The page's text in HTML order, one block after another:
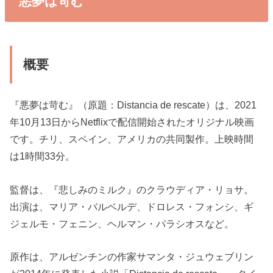
概要
『悪夢は苛む』（原題：Distancia de rescate）は、2021
年10月13日からNetflixで配信開始されたオリジナル映画
です。チリ、スペイン、アメリカの共同製作。上映時間
は1時間33分。
監督は、『悲しみのミルク』のクラウディア・リョサ。
出演は、マリア・バルベルデ、ドロレス・フォンシ、ギ
ジェルモ・フェニン、ヘルマン・パラシオスなど。
原作は、アルゼンチンの作家サマンタ・ジュウェブリン